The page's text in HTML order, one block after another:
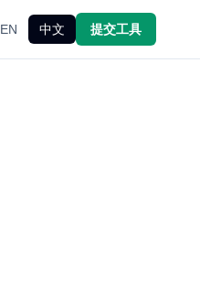
EN 中文 提交工具